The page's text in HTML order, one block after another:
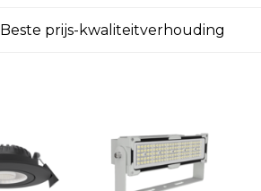
Beste prijs-kwaliteitverhouding